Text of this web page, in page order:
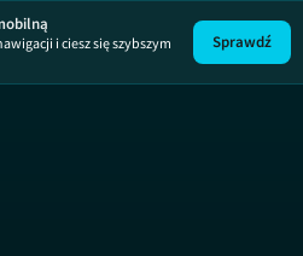
i ciesz się szybszym
Sprawdź